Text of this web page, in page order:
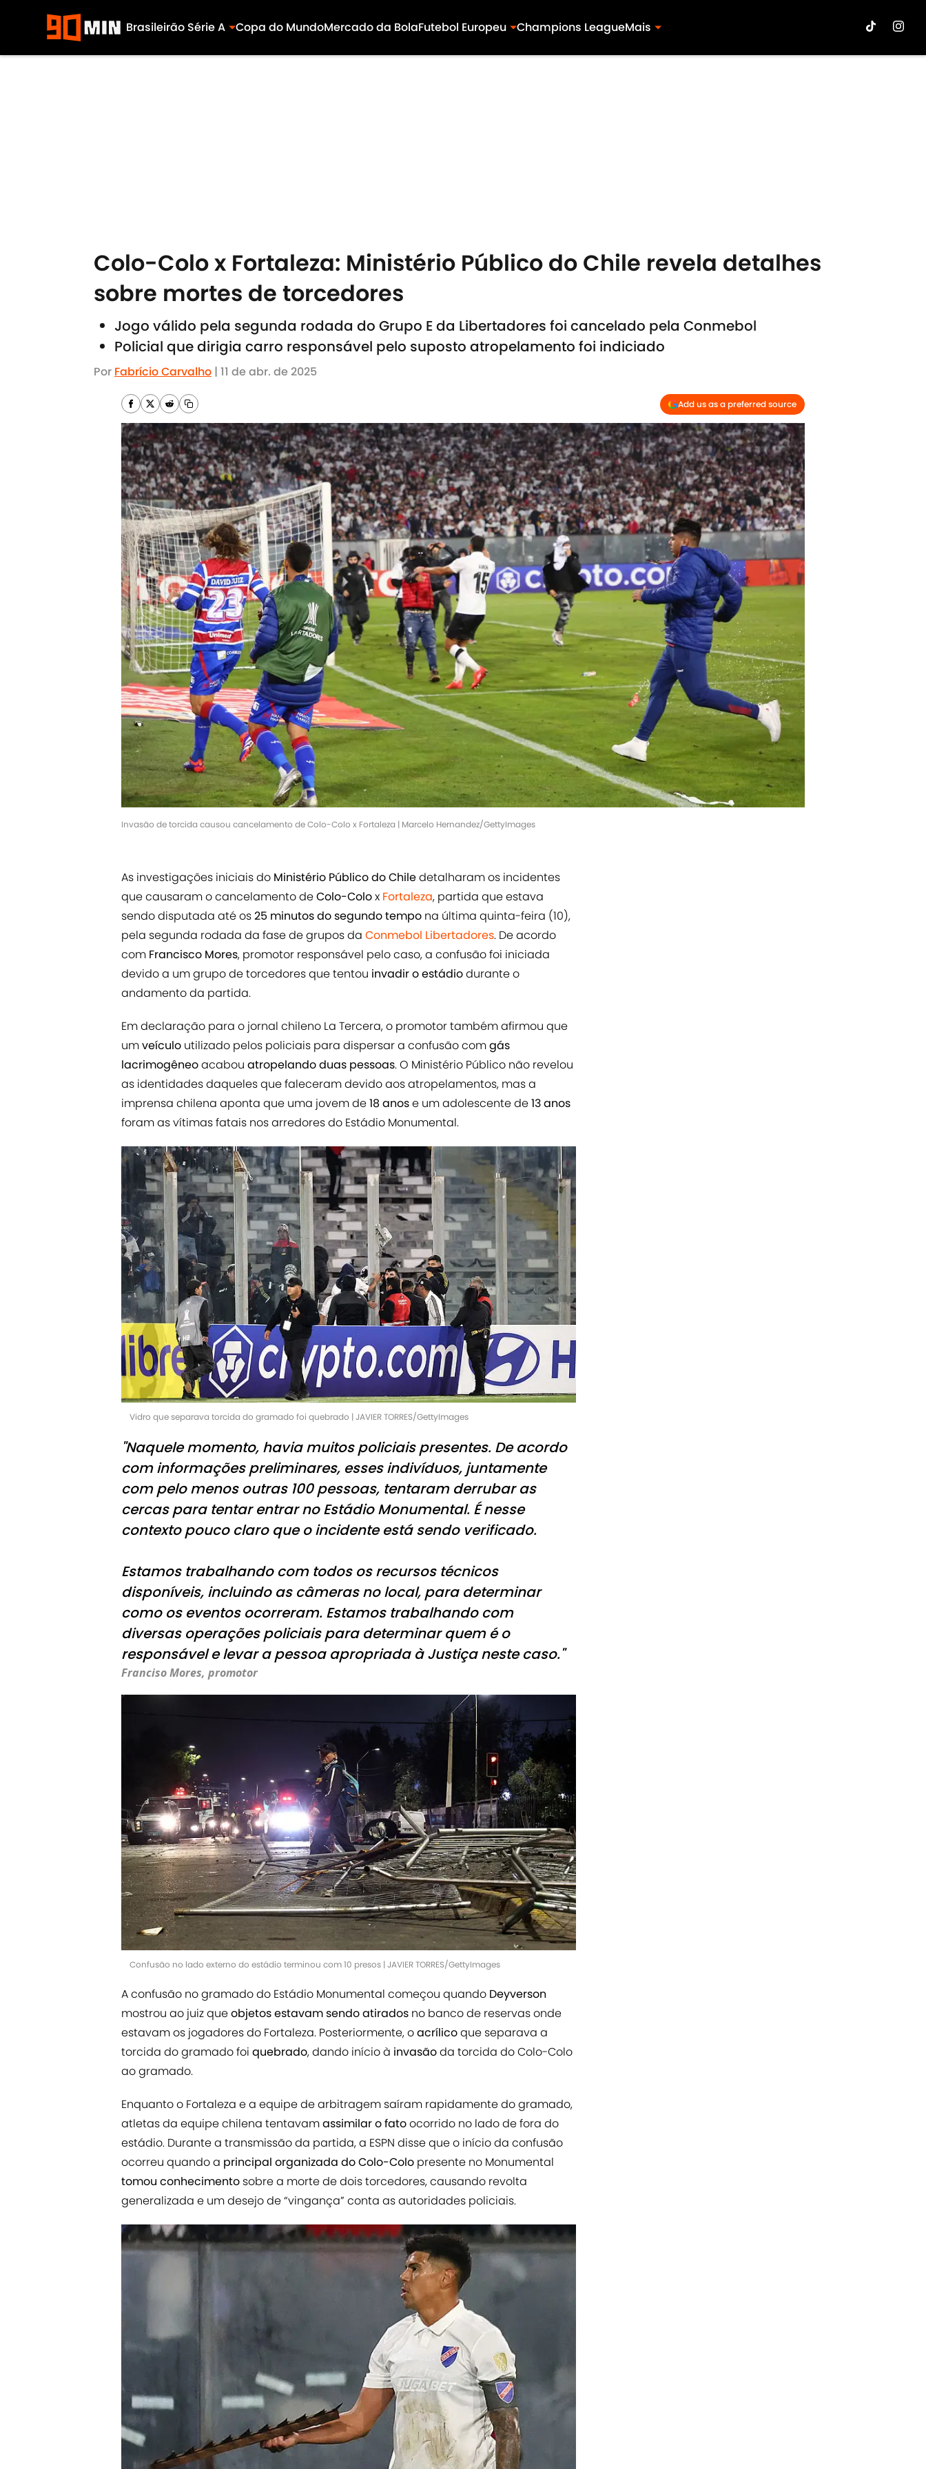
Brasileirão Série A Copa do MundoMercado da BolaFutebol Europeu Champions LeagueMais
Colo-Colo x Fortaleza: Ministério Público do Chile revela detalhes
sobre mortes de torcedores
Jogo válido pela segunda rodada do Grupo E da Libertadores foi cancelado pela Conmebol
Policial que dirigia carro responsável pelo suposto atropelamento foi indiciado
Por Fabrício Carvalho | 11 de abr. de 2025
Add us as a preferred source
Invasão de torcida causou cancelamento de Colo-Colo x Fortaleza | Marcelo Hernandez/GettyImages
As investigações iniciais do Ministério Público do Chiledetalharam os incidentes
que causaram o cancelamento deColo-Colox Fortaleza, partida que estava
sendo disputada até os25 minutos do segundo tempo na última quinta-feira (10),
pela segunda rodada da fase de grupos da Conmebol Libertadores. De acordo
com Francisco Mores, promotor responsável pelo caso, a confusão foi iniciada
devido a um grupo de torcedores que tentou invadir o estádiodurante o
andamento da partida.
Em declaração para o jornal chileno La Tercera, o promotor também afirmou que
umveículo utilizado pelos policiais para dispersar a confusão comgás
lacrimogêneoacabou atropelando duas pessoas. O Ministério Público não revelou
as identidades daqueles que faleceram devido aos atropelamentos, mas a
imprensa chilena aponta que uma jovem de18 anose um adolescente de13 anos
foram as vítimas fatais nos arredores do Estádio Monumental.
Vidro que separava torcida do gramado foi quebrado | JAVIER TORRES/GettyImages
"Naquele momento, havia muitos policiais presentes. De acordo
com informações preliminares, esses indivíduos, juntamente
com pelo menos outras 100 pessoas, tentaram derrubar as
cercas para tentar entrar no Estádio Monumental. É nesse
contexto pouco claro que o incidente está sendo verificado.
Estamos trabalhando com todos os recursos técnicos
disponíveis, incluindo as câmeras no local, para determinar
como os eventos ocorreram. Estamos trabalhando com
diversas operações policiais para determinar quem é o
responsável e levar a pessoa apropriada à Justiça neste caso."
Franciso Mores, promotor
Confusão no lado externo do estádio terminou com 10 presos | JAVIER TORRES/GettyImages
A confusão no gramado do Estádio Monumental começou quando Deyverson
mostrou ao juiz queobjetos estavam sendo atirados no banco de reservas onde
estavam os jogadores do Fortaleza. Posteriormente, oacrílicoque separava a
torcida do gramado foi quebrado, dando início à invasãoda torcida do Colo-Colo
ao gramado.
Enquanto o Fortaleza e a equipe de arbitragem saíram rapidamente do gramado,
atletas da equipe chilena tentavamassimilar o fatoocorrido no lado de fora do
estádio. Durante a transmissão da partida, a ESPN disse que o início da confusão
ocorreu quando a principal organizada do Colo-Colo presente no Monumental
tomou conhecimento sobre a morte de dois torcedores, causando revolta
generalizada e um desejo de “vingança” conta as autoridades policiais.